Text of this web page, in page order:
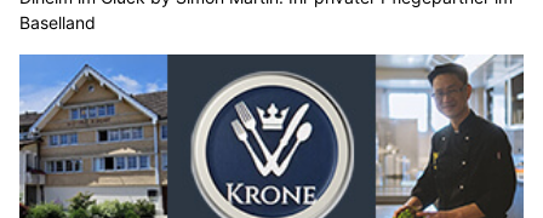
Baselland